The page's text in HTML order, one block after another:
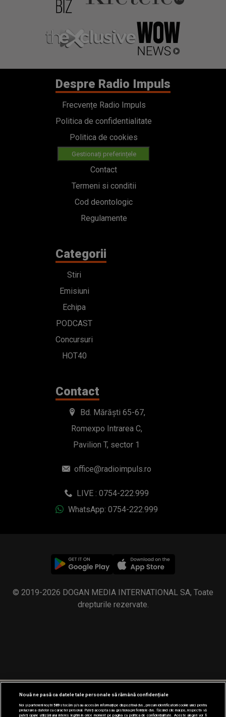
Despre Radio Impuls
Frecvențe Radio Impuls
Politica de confidentialitate
Politica de cookies
Gestionați preferințele
Contact
Termeni si conditii
Cod deontologic
Regulamente
Categorii
Stiri
Emisiuni
Echipa
PODCAST
Concursuri
HOT40
Contact
Bd. Mărăști 65-67,
Romexpo Intrarea C,
Pavilion T, sector 1
office@radioimpuls.ro
LIVE : 0754-222.999
WhatsApp: 0754-222.999
© 2019-2026 DOGAN MEDIA INTERNATIONAL SA, Toate
drepturile rezervate.
Nouă ne pasă ca datele tale personale să rămână confidențiale
Noi și partenerii noștri589stocăm și/sau accesăm informații pe dispozitivul dvs., precum identificatorii cookie unici pentru
prelucrarea datelor cu caracter personal. Puteți accepta sau gestiona preferințele dvs. făcând clic mai jos, respectiv vă
puteți opune utilizării unui interes legitim în orice moment pe pagina cu politica de confidențialitate. Aceste alegeri vor fi